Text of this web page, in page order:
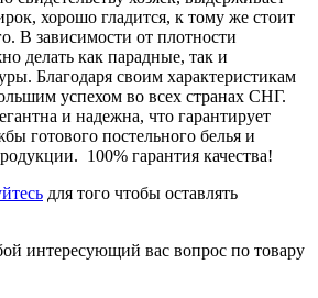
хорошо гладится, к тому же стоит
В зависимости от плотности
делать как парадные, так и
Благодаря своим характеристикам
успехом во всех странах СНГ.
и надежна, что гарантирует
готового постельного белья и
100% гарантия качества!
для того чтобы оставлять
интересующий вас вопрос по товару